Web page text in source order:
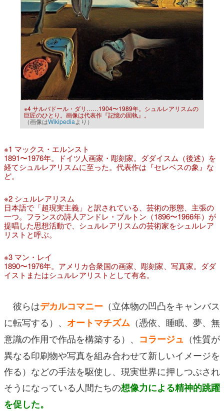
※4 サルバドール・ダリ……1904〜1989年。シュルレアリスムの
巨匠のひとり。画像は代表作『記憶の固執』。
（画像はWikipediaより）
※1 マックス・エルンスト
1891〜1976年。ドイツ人画家・彫刻家。ダダイスム（後述）を
経てシュルレアリスムに至った。代表作は『セレベスの象』な
ど。
※2 シュルレアリスム
日本語で「超現実主義」と訳されている、芸術の形態、主張の
一つ。フランスの詩人アンドレ・ブルトン（1896〜1966年）が
提唱した思想活動で、シュルレアリスムの芸術家をシュルレア
リストと呼ぶ。
※3 マン・レイ
1890〜1976年。アメリカ合衆国の画家、彫刻家、写真家。ダダ
イストまたはシュルレアリストとして有名。
彼らはデカルコマニー （立体物の凹凸をキャンバス
に転写する）、 オートマチズム （憑依、睡眠、夢、無
意識の作用で作品を構築する）、 コラージュ （性質が
異なる印刷物や写真を組み合わせて新しいイメージを
作る）などの手法を駆使し、現実世界に押しつぶされ
そうになっている人間たちの想像力による精神的跳躍
を促した。